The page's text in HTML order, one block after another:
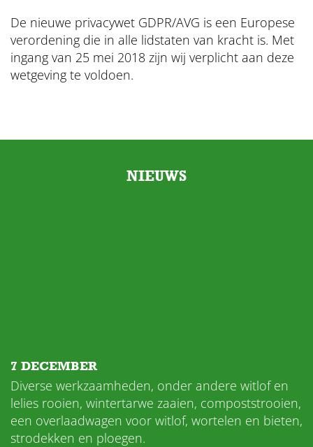
De nieuwe privacywet GDPR/AVG is een Europese
verordening die in alle lidstaten van kracht is. Met
ingang van 25 mei 2018 zijn wij verplicht aan deze
wetgeving te voldoen.
NIEUWS
7 DECEMBER
Diverse werkzaamheden, onder andere witlof en
lelies rooien, wintertarwe zaaien, compoststrooien,
een overlaadwagen voor witlof, wortelen en bieten,
strodekken en ploegen.